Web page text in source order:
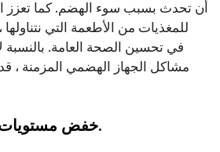
أن تحدث بسبب سوء الهضم. كما تعزز
للمغذيات من الأطعمة التي
في تحسين الصحة العامة. بالنسبة
مشاكل الجهاز الهضمي المزمنة ،
3. خفض مستويات السكر في الدم.